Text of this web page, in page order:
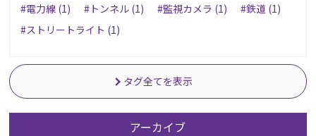
#電力線 (1)
#トンネル (1) #監視カメラ (1)
#鉄道 (1)
#ストリートライト (1)
タグ全てを表示
アーカイブ